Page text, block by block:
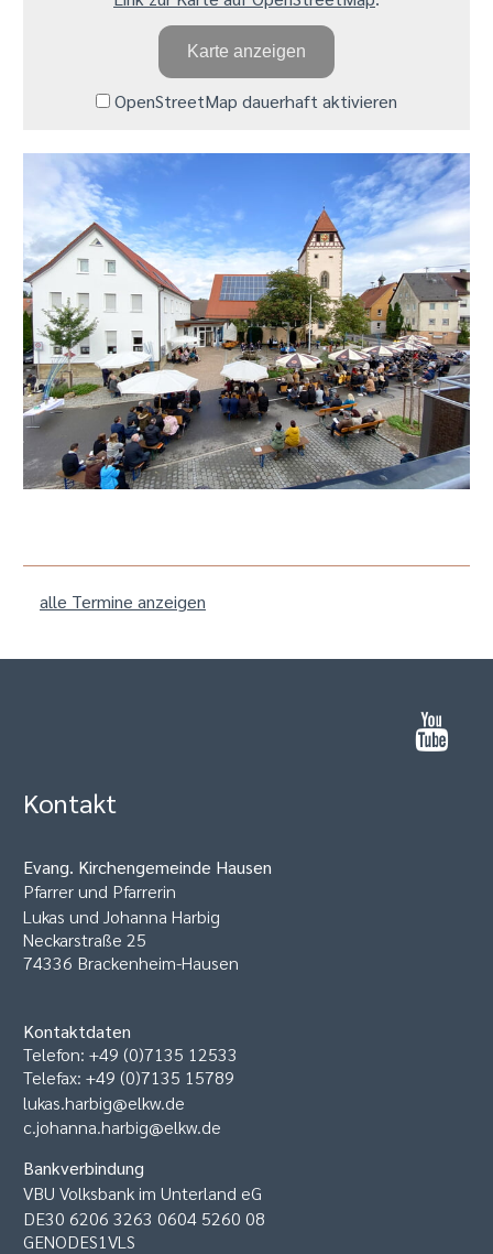
Karte anzeigen
OpenStreetMap dauerhaft aktivieren
alle Termine anzeigen
Kontakt
Evang. Kirchengemeinde Hausen
Pfarrer und Pfarrerin
Lukas und Johanna Harbig
Neckarstraße 25
74336 Brackenheim-Hausen
Kontaktdaten
Telefon: +49 (0)7135 12533
Telefax: +49 (0)7135 15789
lukas.harbig@elkw.de
c.johanna.harbig@elkw.de
Bankverbindung
VBU Volksbank im Unterland eG
DE30 6206 3263 0604 5260 08
GENODES1VLS